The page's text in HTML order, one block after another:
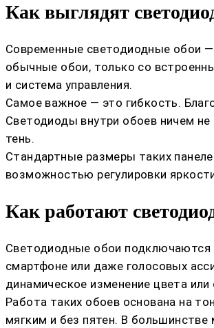
Как выглядят
Современные светодиодные обои
обычные обои, только со
и система управления.
Самое важное — это гибкость.
Светодиоды внутри обоев ничем
тень.
Стандартные размеры таких
возможностью регулировки
Как работают
Светодиодные обои подключаются
смартфоне или даже голосовых
динамическое изменение цвета или
Работа таких обоев основана на
мягким и без пятен. В